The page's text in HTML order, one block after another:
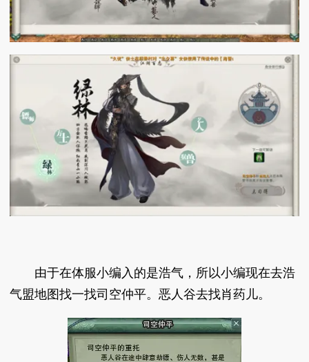
由于在体服小编入的是浩气，所以小编现在去浩
气盟地图找一找司空仲平。恶人谷去找肖药儿。